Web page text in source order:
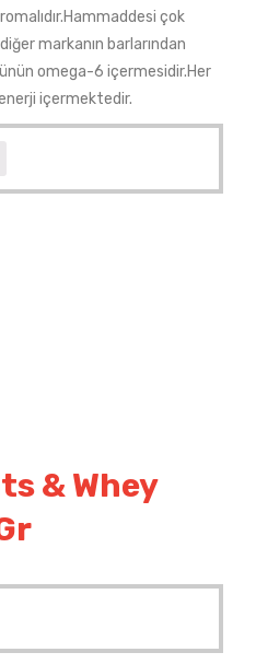
çok
markanın barlarından
omega-6 içermesidir.Her
içermektedir.
& Whey